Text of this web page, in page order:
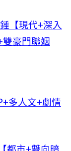
【現代+深入
豪門聯姻
多人文+劇情